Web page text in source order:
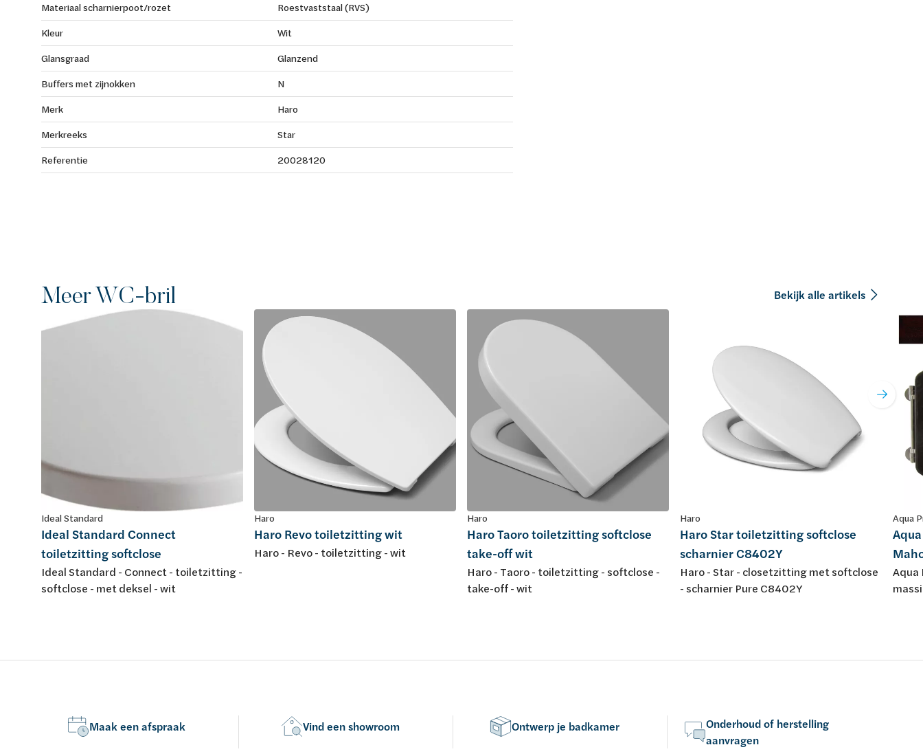
Materiaal scharnierpoot/rozet
Roestvaststaal (RVS)
Kleur
Wit
Glansgraad
Glanzend
Buffers met zijnokken
N
Merk
Haro
Merkreeks
Star
Referentie
20028120
Meer WC-bril Bekijk alle artikels
Ideal Standard
Ideal Standard Connect
toiletzitting softclose
Ideal Standard - Connect - toiletzitting -
softclose - met deksel - wit
Haro
Haro Revo toiletzitting wit
Haro - Revo - toiletzitting - wit
Haro
Haro Taoro toiletzitting softclose
take-off wit
Haro - Taoro - toiletzitting - softclose -
take-off - wit
Haro
Haro Star toiletzitting softclose
scharnier C8402Y
Haro - Star - closetzitting met softclose
- scharnier Pure C8402Y
Aqua
Aqua
Maak een afspraak Vind een showroom Ontwerp je badkamer
Onderhoud of herstelling
aanvragen